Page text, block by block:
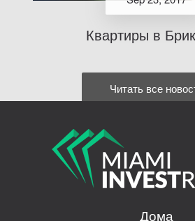
Квартиры в
Читать все
Дома